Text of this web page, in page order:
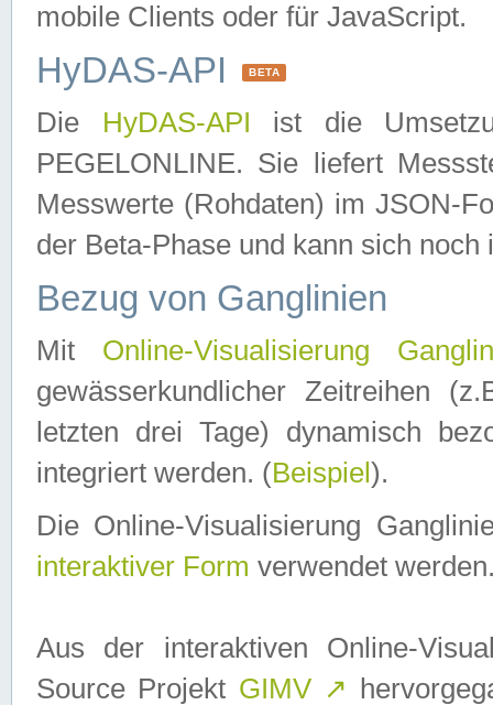
mobile Clients oder für JavaScript.
HyDAS-API BETA
Die HyDAS-API ist die
PEGELONLINE. Sie liefert
Messwerte (Rohdaten) im JSON-
der Beta-Phase und kann sich noch
Bezug von Ganglinien
Mit Online-Visualisierung
gewässerkundlicher Zeitreihen
letzten drei Tage) dynamisch
integriert werden. (Beispiel ).
Die Online-Visualisierung
interaktiver Form verwendet
Aus der interaktiven Online-
Source Projekt GIMV ↗